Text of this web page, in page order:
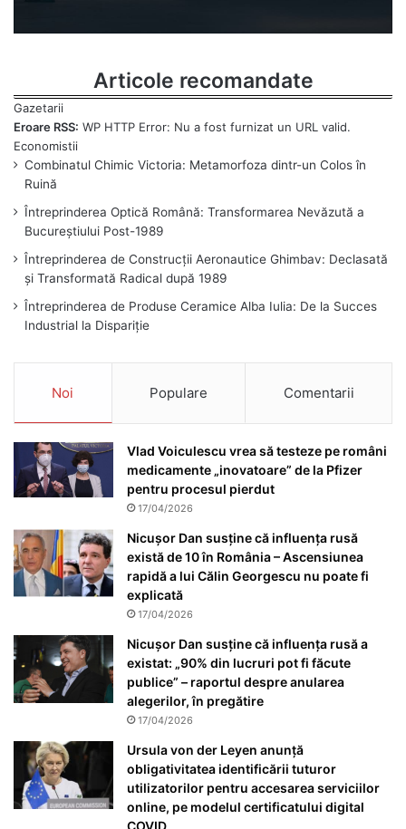
Articole recomandate
Eroare RSS: WP HTTP Error: Nu a fost furnizat un URL valid.
Combinatul Chimic Victoria: Metamorfoza dintr-un Colos în
Ruină
Întreprinderea Optică Română: Transformarea Nevăzută a
Bucureștiului Post-1989
Întreprinderea de Construcții Aeronautice Ghimbav: Declasată
și Transformată Radical după 1989
Întreprinderea de Produse Ceramice Alba Iulia: De la Succes
Industrial la Dispariție
Noi Populare Comentarii
Vlad Voiculescu vrea să testeze pe români
medicamente „inovatoare” de la Pfizer
pentru procesul pierdut
17/04/2026
Nicușor Dan susține că influența rusă
există de 10 în România – Ascensiunea
rapidă a lui Călin Georgescu nu poate fi
explicată
17/04/2026
Nicușor Dan susține că influența rusă a
existat: „90% din lucruri pot fi făcute
publice” – raportul despre anularea
alegerilor, în pregătire
17/04/2026
Ursula von der Leyen anunță
obligativitatea identificării tuturor
utilizatorilor pentru accesarea serviciilor
online, pe modelul certificatului digital
COVID